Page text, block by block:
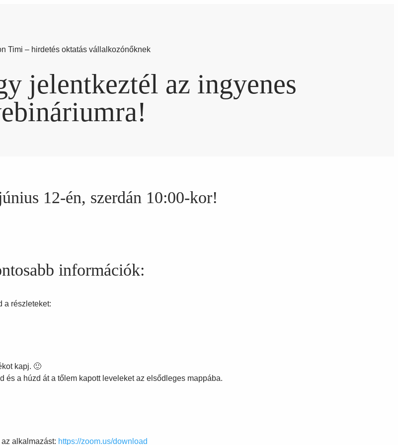
Timi – hirdetés oktatás vállalkozónőknek
jelentkeztél az ingyenes
12-én, szerdán 10:00-kor!
információk:
a részleteket:
kapj. 🙂
és a húzd át a tőlem kapott leveleket az elsődleges mappába.
alkalmazást: https://zoom.us/download